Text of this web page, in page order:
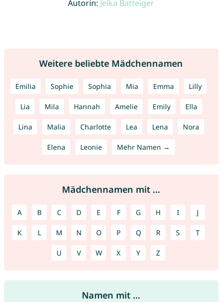
Autorin: Jelka Batteiger
Weitere beliebte Mädchennamen
Emilia Sophie Sophia Mia Emma Lilly
Lia Mila Hannah Amelie Emily Ella
Lina Malia Charlotte Lea Lena Nora
Elena Leonie Mehr Namen →
Mädchennamen mit ...
A B C D E F G H I J
K L M N O P Q R S T
U V W X Y Z
Namen mit ...